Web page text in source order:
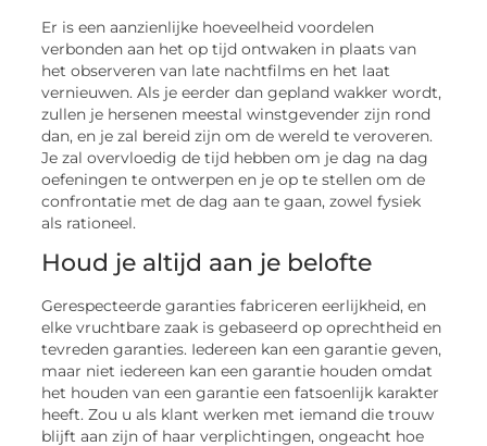
Er is een aanzienlijke hoeveelheid voordelen
verbonden aan het op tijd ontwaken in plaats van
het observeren van late nachtfilms en het laat
vernieuwen. Als je eerder dan gepland wakker wordt,
zullen je hersenen meestal winstgevender zijn rond
dan, en je zal bereid zijn om de wereld te veroveren.
Je zal overvloedig de tijd hebben om je dag na dag
oefeningen te ontwerpen en je op te stellen om de
confrontatie met de dag aan te gaan, zowel fysiek
als rationeel.
Houd je altijd aan je belofte
Gerespecteerde garanties fabriceren eerlijkheid, en
elke vruchtbare zaak is gebaseerd op oprechtheid en
tevreden garanties. Iedereen kan een garantie geven,
maar niet iedereen kan een garantie houden omdat
het houden van een garantie een fatsoenlijk karakter
heeft. Zou u als klant werken met iemand die trouw
blijft aan zijn of haar verplichtingen, ongeacht hoe